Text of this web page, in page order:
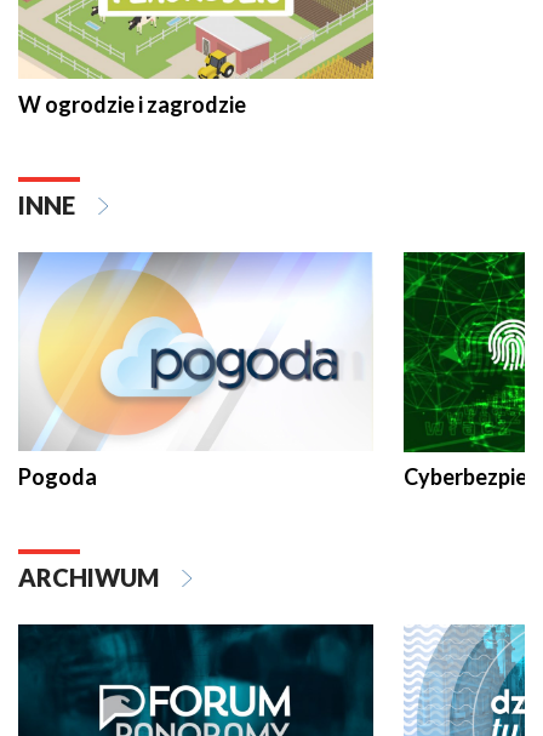
W ogrodzie i zagrodzie
INNE
Pogoda
ARCHIWUM